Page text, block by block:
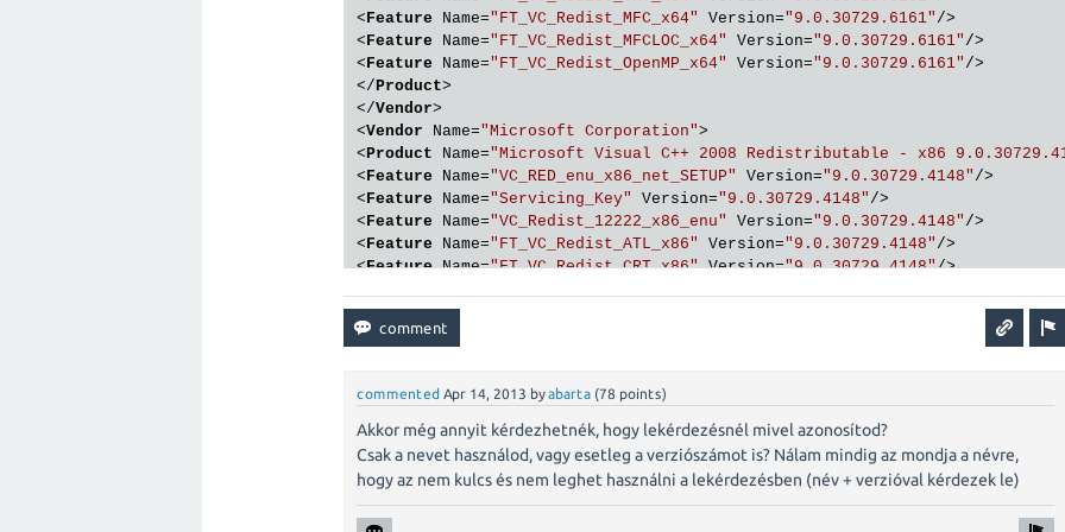
<Feature Name="FT_VC_Redist_MFC_x64" Version="9.0.30729.6161" />
<Feature Name="FT_VC_Redist_MFCLOC_x64" Version="9.0.30729.6161" />
<Feature Name="FT_VC_Redist_OpenMP_x64" Version="9.0.30729.6161" />
</Product>
</Vendor>
<Vendor Name="Microsoft Corporation">
<Product Name="Microsoft Visual C++ 2008 Redistributable - x86
<Feature Name="VC_RED_enu_x86_net_SETUP" Version="9.0.30729.4148" />
<Feature Name="Servicing_Key" Version="9.0.30729.4148" />
<Feature Name="VC_Redist_12222_x86_enu" Version="9.0.30729.4148" />
<Feature Name="FT_VC_Redist_ATL_x86" Version="9.0.30729.4148" />
<Feature Name="FT_VC_Redist_CRT_x86" Version="9.0.30729.4148"/>
<Feature Name
<Feature Name
</Machine>
</Products>
commented Apr 14, 2013 byabarta (78 points)
Akkor még annyit kérdezhetnék, hogy lekérdezésnél mivel azonosítod?
Csak a nevet használod, vagy esetleg a verziószámot is? Nálam mindig az mondja a névre,
hogy az nem kulcs és nem leghet használni a lekérdezésben (név + verzióval kérdezek le)